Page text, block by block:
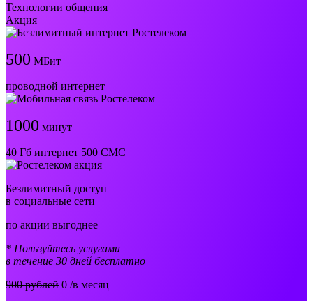
Технологии общения
Акция
500 МБит
проводной интернет
1000 минут
40 Гб интернет 500 СМС
Безлимитный доступ
в социальные сети
по акции выгоднее
* Пользуйтесь услугами
в течение 30 дней бесплатно
900 рублей 0 /в месяц